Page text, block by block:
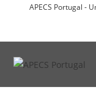
APECS Portugal -